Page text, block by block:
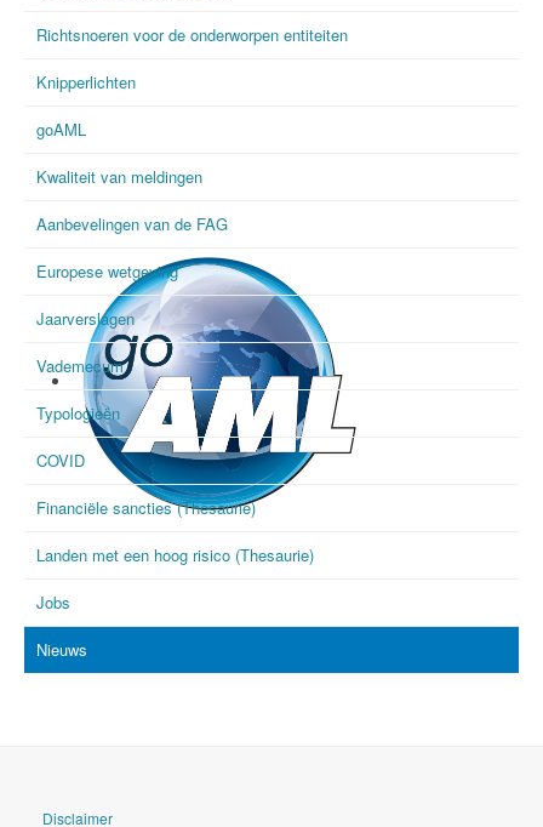
Richtsnoeren voor de onderworpen entiteiten
Knipperlichten
goAML
Kwaliteit van meldingen
Aanbevelingen van de FAG
Europese wetgeving
Jaarverslagen
Vademecum
Typologieën
COVID
Financiële sancties (Thesaurie)
Landen met een hoog risico (Thesaurie)
Jobs
Nieuws
Disclaimer